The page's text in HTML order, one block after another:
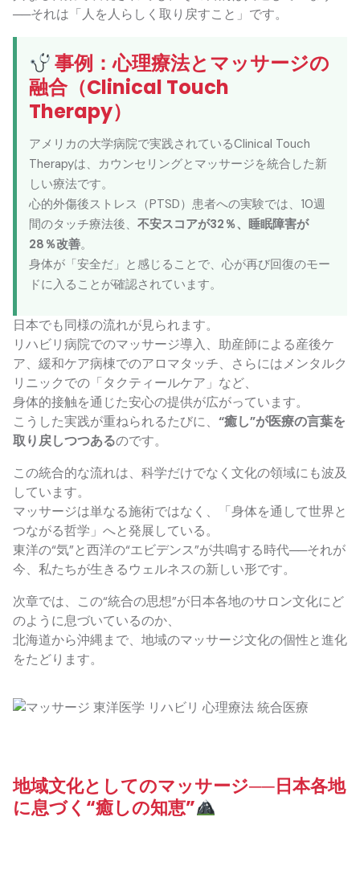
──それは「人を人らしく取り戻すこと」です。
事例：心理療法とマッサージの
融合（Clinical Touch
Therapy）
アメリカの大学病院で実践されているClinical Touch
Therapyは、カウンセリングとマッサージを統合した新
しい療法です。
心的外傷後ストレス（PTSD）患者への実験では、10週
間のタッチ療法後、 不安スコアが32％、睡眠障害が
28％改善。
身体が「安全だ」と感じることで、心が再び回復のモー
ドに入ることが確認されています。
日本でも同様の流れが見られます。
リハビリ病院でのマッサージ導入、助産師による産後ケ
ア、緩和ケア病棟でのアロマタッチ、さらにはメンタルク
リニックでの「タクティールケア」など、
身体的接触を通じた安心の提供が広がっています。
こうした実践が重ねられるたびに、 “癒し”が医療の言葉を
取り戻しつつあるのです。
この統合的な流れは、科学だけでなく文化の領域にも波及
しています。
マッサージは単なる施術ではなく、「身体を通して世界と
つながる哲学」へと発展している。
東洋の“気”と西洋の“エビデンス”が共鳴する時代──それが
今、私たちが生きるウェルネスの新しい形です。
次章では、この“統合の思想”が日本各地のサロン文化にど
のように息づいているのか、
北海道から沖縄まで、地域のマッサージ文化の個性と進化
をたどります。
地域文化としてのマッサージ──日本各地
に息づく“癒しの知恵”